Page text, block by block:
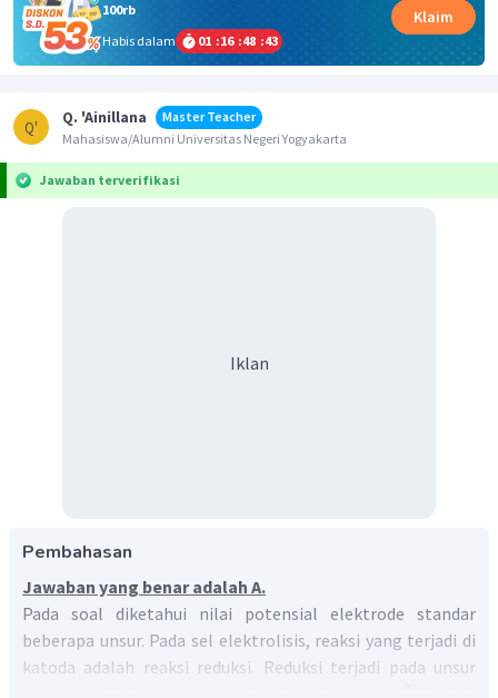
100rb
Habis dalam
01 :16 :48 :43
Klaim
Q'
Q. 'Ainillana
Master Teacher
Mahasiswa/Alumni Universitas Negeri Yogyakarta
Jawaban terverifikasi
Iklan
Pembahasan
Jawaban yang benar adalah A.
Pada soal diketahui nilai potensial elektrode standar
beberapa unsur. Pada sel elektrolisis, reaksi yang terjadi di
katoda adalah reaksi reduksi. Reduksi terjadi pada unsur